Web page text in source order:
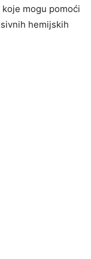
mogu pomoći
hemijskih